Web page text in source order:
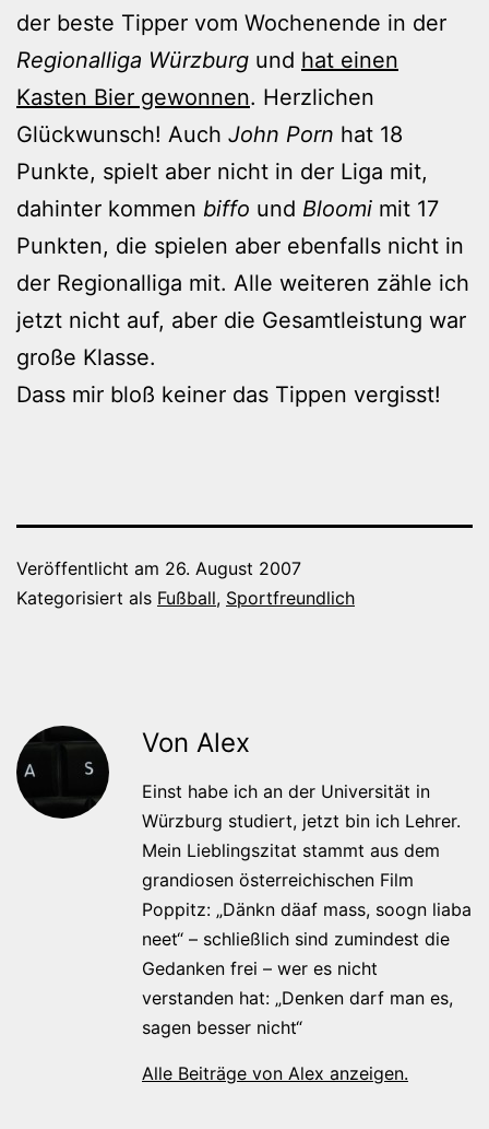
der beste Tipper vom Wochenende in der
Regionalliga Würzburg und hat einen
Kasten Bier gewonnen. Herzlichen
Glückwunsch! Auch John Porn hat 18
Punkte, spielt aber nicht in der Liga mit,
dahinter kommen biffo und Bloomi mit 17
Punkten, die spielen aber ebenfalls nicht in
der Regionalliga mit. Alle weiteren zähle ich
jetzt nicht auf, aber die Gesamtleistung war
große Klasse.
Dass mir bloß keiner das Tippen vergisst!
Veröffentlicht am 26. August 2007
Kategorisiert als Fußball, Sportfreundlich
Von Alex
Einst habe ich an der Universität in
Würzburg studiert, jetzt bin ich Lehrer.
Mein Lieblingszitat stammt aus dem
grandiosen österreichischen Film
Poppitz: „Dänkn däaf mass, soogn liaba
neet“ – schließlich sind zumindest die
Gedanken frei – wer es nicht
verstanden hat: „Denken darf man es,
sagen besser nicht“
Alle Beiträge von Alex anzeigen.